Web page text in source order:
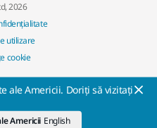
2026
utilizare
cookie
ale Americii. Doriți să vizitați
Americii English